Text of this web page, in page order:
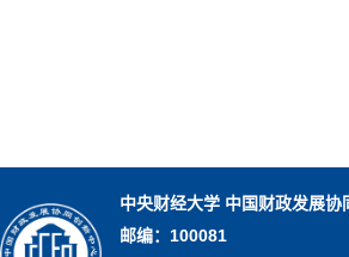
中央财经大学 中国财政发展
邮编：100081